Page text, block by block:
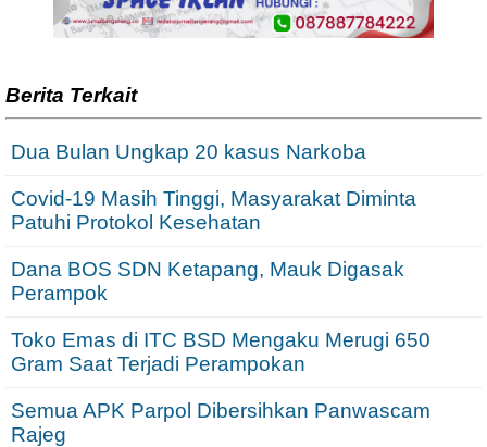
Berita Terkait
Dua Bulan Ungkap 20 kasus Narkoba
Covid-19 Masih Tinggi, Masyarakat Diminta
Patuhi Protokol Kesehatan
Dana BOS SDN Ketapang, Mauk Digasak
Perampok
Toko Emas di ITC BSD Mengaku Merugi 650
Gram Saat Terjadi Perampokan
Semua APK Parpol Dibersihkan Panwascam
Rajeg